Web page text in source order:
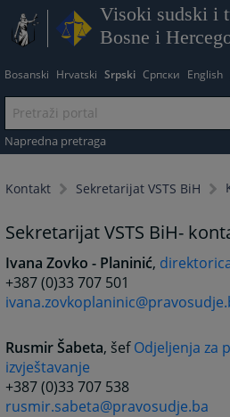
Visoki sudski i
Bosne i
Bosanski Hrvatski Srpski Српски English
Napredna pretraga
Kontakt Sekretarijat VSTS BiH
Sekretarijat VSTS BiH-
Ivana Zovko - Planinić,
+387 (0)33 707 501
Rusmir Šabeta, šefOdjeljenja za
izvještavanje
+387 (0)33 707 538
rusmir.sabeta@pravosudje.ba